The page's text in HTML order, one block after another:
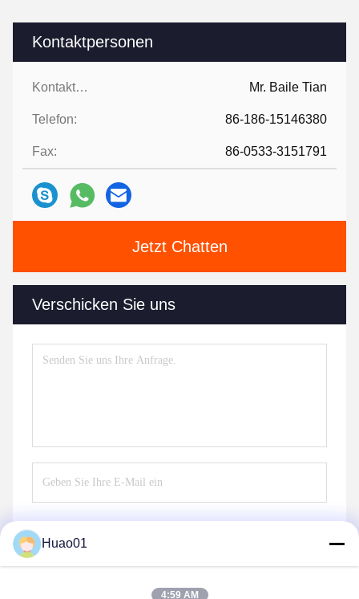
Kontaktpersonen
Kontaktpersonen: Mr. Baile Tian
Telefon: 86-186-15146380
Fax: 86-0533-3151791
Jetzt Chatten
Verschicken Sie uns
Huao01
4:59 AM